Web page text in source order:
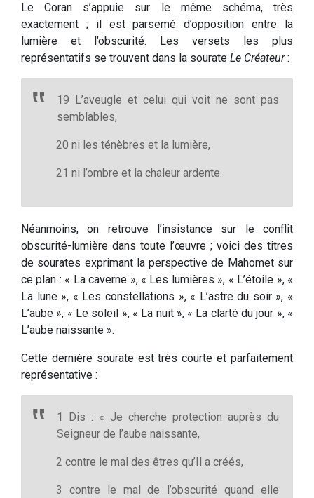
Le Coran s’appuie sur le même schéma, très
exactement ; il est parsemé d’opposition entre la
lumière et l’obscurité. Les versets les plus
représentatifs se trouvent dans la sourate Le Créateur:
19 L’aveugle et celui qui voit ne sont pas
semblables,
20 ni les ténèbres et la lumière,
21 ni l’ombre et la chaleur ardente.
Néanmoins, on retrouve l’insistance sur le conflit
obscurité-lumière dans toute l’œuvre ; voici des titres
de sourates exprimant la perspective de Mahomet sur
ce plan : « La caverne », « Les lumières », « L’étoile », «
La lune », « Les constellations », « L’astre du soir », «
L’aube », « Le soleil », « La nuit », « La clarté du jour », «
L’aube naissante ».
Cette dernière sourate est très courte et parfaitement
représentative :
1 Dis : « Je cherche protection auprès du
Seigneur de l’aube naissante,
2 contre le mal des êtres qu’Il a créés,
3 contre le mal de l’obscurité quand elle